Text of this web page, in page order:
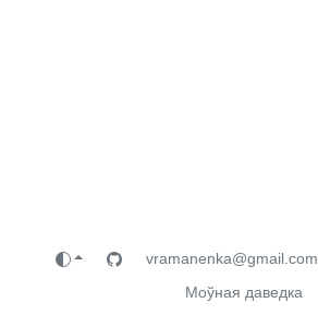
vramanenka@gmail.com
Моўная даведка